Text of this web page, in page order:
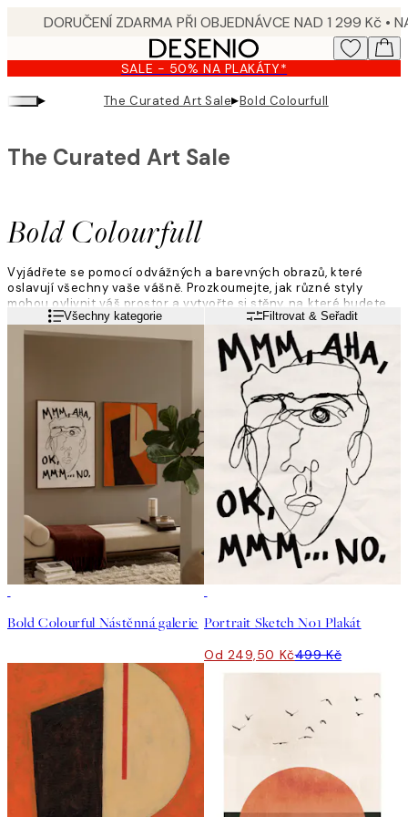
content.
SALE - 50% NA PLAKÁTY*
▸ The Curated Art Sale▸Bold Colourfull
Bold Colourfull
The Curated Art Sale
Vyjádřete se pomocí odvážných a barevných obrazů, které
oslavují všechny vaše vášně. Prozkoumejte, jak různé styly
mohou ovlivnit váš prostor a vytvořte si stěny, na které budete
Přečtěte si víceVšechny kategorie Filtrovat & Seřadit
Bold Colourful Nástěnná galerie Portrait Sketch No1 Plakát
Od 249,50 Kč499 Kč